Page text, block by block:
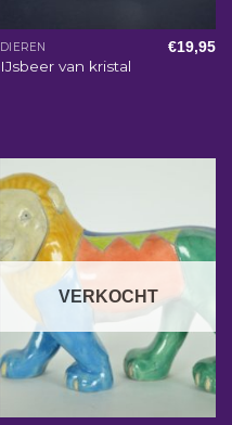
DIEREN
IJsbeer van kristal
€19,95
VERKOCHT